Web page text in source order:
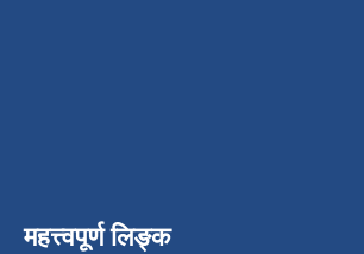
महत्त्वपूर्ण लिङ्क